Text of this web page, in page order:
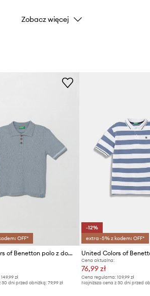
Marka
ID Produktu
Zobacz więcej
OFF*
United Colors of Benetton polo z domieszką lnu dziecięce
149,99 zł
30 dni przed obniżką: 79,99 zł
-12%
extra -5% z kodem: OFF*
Cena aktualna:
76,99 zł
Cena regularna: 109,99 zł
Najniższa cena z 30 dni przed